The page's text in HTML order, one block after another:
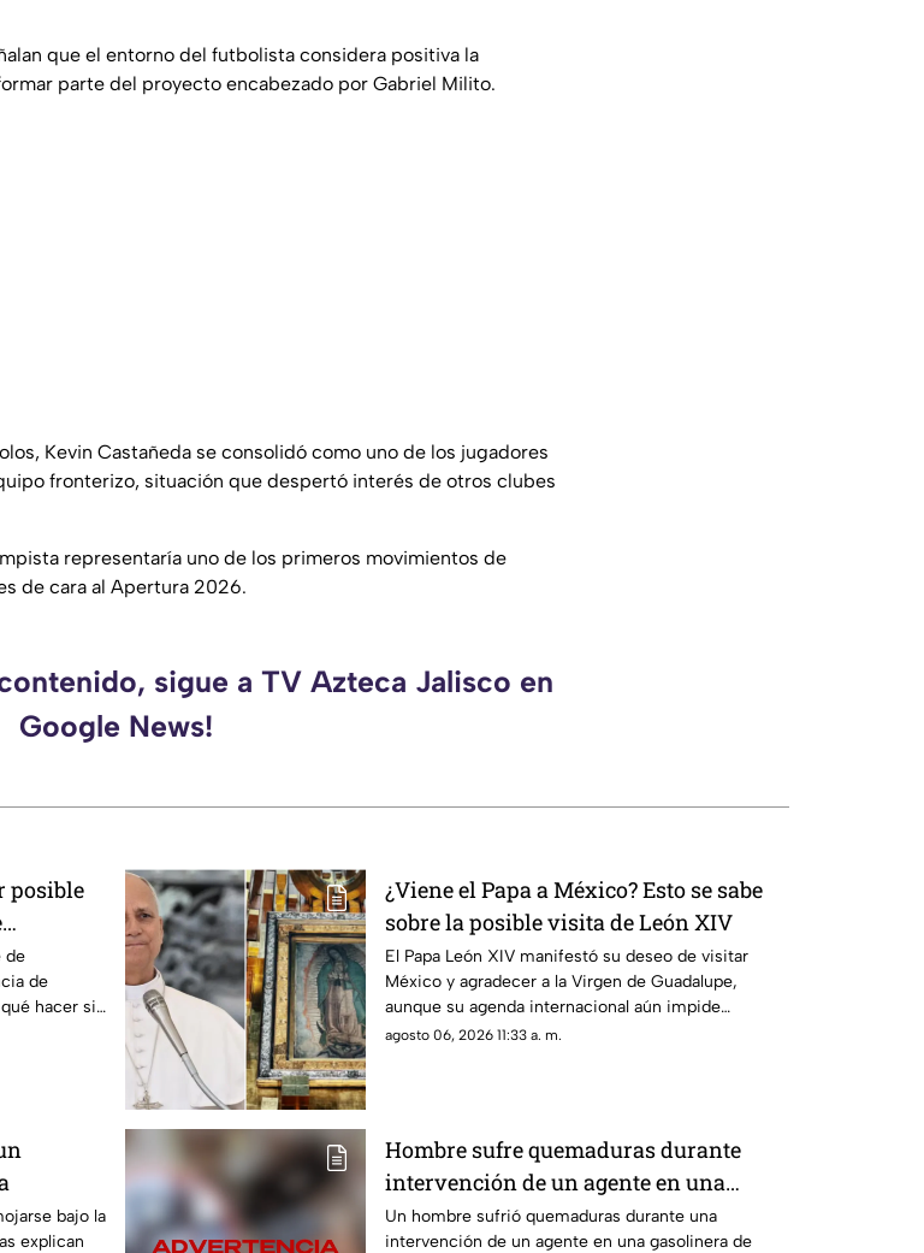
que el entorno del futbolista considera positiva la
parte del proyecto encabezado por Gabriel Milito.
Kevin Castañeda se consolidó como uno de los jugadores
fronterizo, situación que despertó interés de otros clubes
representaría uno de los primeros movimientos de
de cara al Apertura 2026.
sigue a TV Azteca Jalisco en
Google News!
posible
de
de
hacer si
¿Viene el Papa a México? Esto se sabe
sobre la posible visita de León XIV
El Papa León XIV manifestó su deseo de visitar
México y agradecer a la Virgen de Guadalupe,
aunque su agenda internacional aún impide
confirmar el viaje.
agosto 06, 2026 11:33 a. m.
bajo la
explican
Hombre sufre quemaduras durante
intervención de un agente en una
gasolinera de Arizona
Un hombre sufrió quemaduras durante una
intervención de un agente en una gasolinera de